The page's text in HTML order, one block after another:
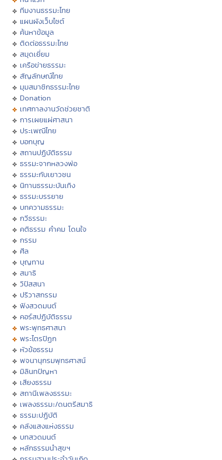
ทีมงานธรรมะไทย
แผนผังเว็บไซต์
ค้นหาข้อมูล
ติดต่อธรรมะไทย
สมุดเยี่ยม
เครือข่ายธรรมะ
สัญลักษณ์ไทย
มุมสมาชิกธรรมะไทย
Donation
เทศกาลงานวัดช่วยชาติ
การเผยแผ่ศาสนา
ประเพณีไทย
บอกบุญ
สถานปฏิบัติธรรม
ธรรมะจากหลวงพ่อ
ธรรมะกับเยาวชน
นิทานธรรมะบันเทิง
ธรรมะบรรยาย
บทความธรรมะ
กวีธรรมะ
คติธรรม คำคม โดนใจ
กรรม
ศีล
บุญทาน
สมาธิ
วิปัสสนา
ปริวาสกรรม
ฟังสวดมนต์
คอร์สปฏิบัติธรรม
พระพุทธศาสนา
พระไตรปิฏก
หัวข้อธรรม
พจนานุกรมพุทธศาสน์
มิลินทปัญหา
เสียงธรรม
สถานีเพลงธรรมะ
เพลงธรรมะ/ดนตรีสมาธิ
ธรรมะปฏิบัติ
คลังแสงแห่งธรรม
บทสวดมนต์
หลักธรรมนำสุขฯ